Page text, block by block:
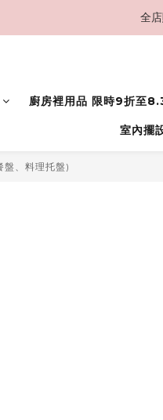
全
廚房裡用品 限時9折至
室內擺
盤、料理托盤)